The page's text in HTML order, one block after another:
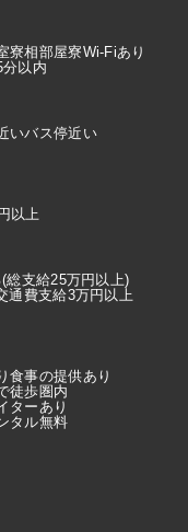
寮相部屋寮Wi-Fiあり
以内
いバス停近い
以上
総支給25万円以上)
通費支給3万円以上
食事の提供あり
徒歩圏内
ターあり
タル無料